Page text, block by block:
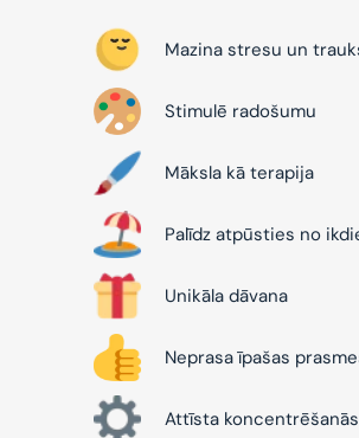
Mazina stresu un
Stimulē radošumu
Māksla kā terapija
Palīdz atpūsties no
Unikāla dāvana
Neprasa īpašas
Attīsta